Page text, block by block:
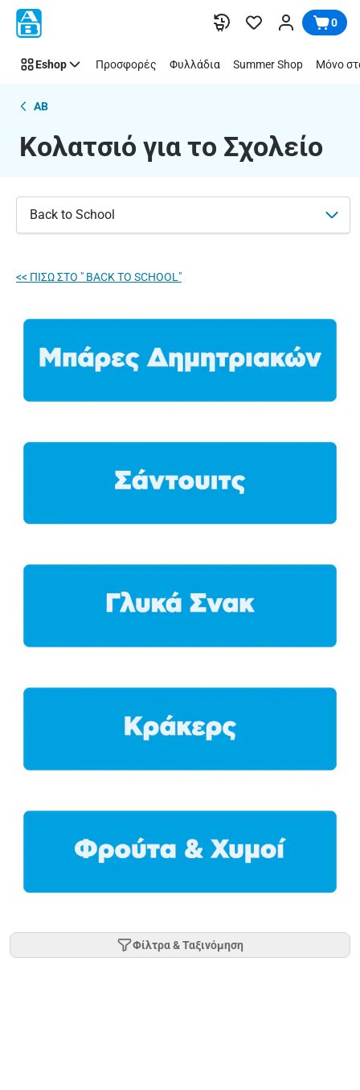
Παράλειψη
Κολατσιό
Σχολείο
0
Eshop Προσφορές Φυλλάδια Summer Shop Μόνο
AB
Κολατσιό για το Σχολείο
Back to School
<< ΠΙΣΩ ΣΤΟ " BACK TO SCHOOL"
Φίλτρα & Ταξινόμηση